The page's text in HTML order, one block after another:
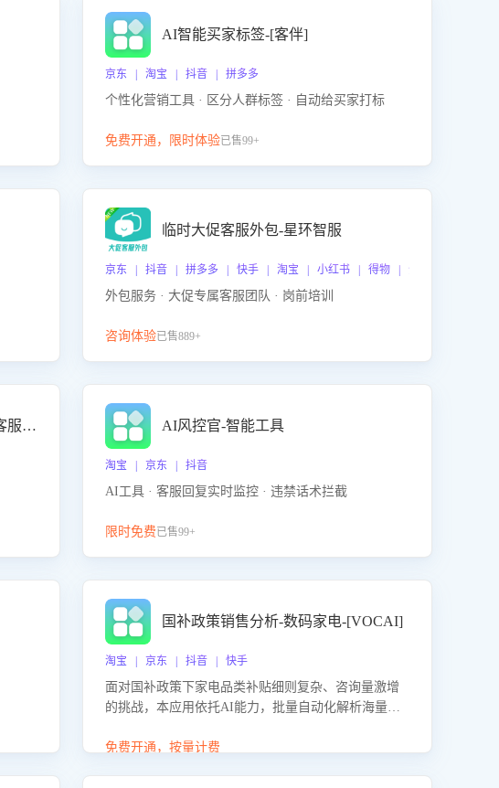
AI智能买家标签-[客伴]
京东 | 淘宝 | 抖音 | 拼多多
个性化营销工具 · 区分人群标签 · 自动给买家打标
免费开通，限时体验已售99+
临时大促客服外包-星环智服
京东 | 抖音 | 拼多多 | 快手 | 淘宝 | 小红书 | 得物 | 企业微信
外包服务 · 大促专属客服团队 · 岗前培训
咨询体验已售889+
京东-卡片样式发送欢迎语-[智能客服机器人] AI风控官-智能工具
淘宝 | 京东 | 抖音
AI工具 · 客服回复实时监控 · 违禁话术拦截
限时免费已售99+
国补政策销售分析-数码家电-[VOCAI]
淘宝 | 京东 | 抖音 | 快手
面对国补政策下家电品类补贴细则复杂、咨询量激增
的挑战，本应用依托AI能力，批量自动化解析海量客
政策的关注焦点与购买意向，深度洞察决策动因。同
免费开通，按量计费